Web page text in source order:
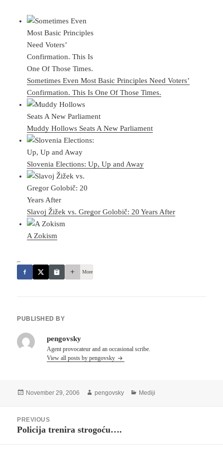
Sometimes Even Most Basic Principles Need Voters’
Confirmation. This Is One Of Those Times.
Muddy Hollows Seats A New Parliament
Slovenia Elections: Up, Up and Away
Slavoj Žižek vs. Gregor Golobič: 20 Years After
A Zokism
More
PUBLISHED BY
pengovsky
Agent provocateur and an occasional scribe.
View all posts by pengovsky
Posted
November 29, 2006 Author
pengovsky Categories
Mediji
navigation
PREVIOUS
Previous
Policija trenira strogoću….